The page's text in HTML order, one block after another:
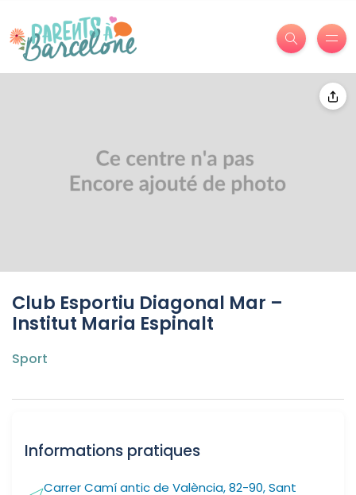
Club Esportiu Diagonal Mar –
Institut Maria Espinalt
Sport
Informations pratiques
Carrer Camí antic de València, 82-90, Sant